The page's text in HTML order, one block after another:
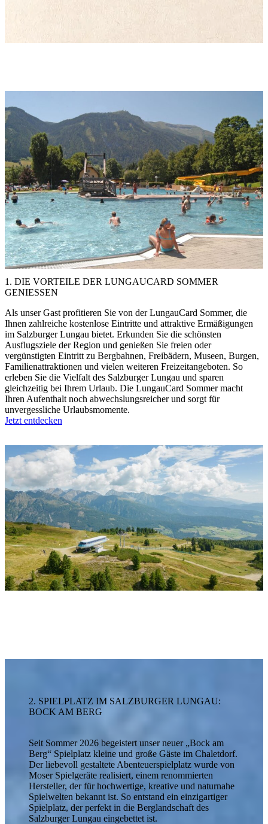
EINKEHREN AM FANNINGBERG
DELUXE-APPARTEMENTS AUF
1.800M
URLAUB AUF DEM BAUERNHOF
1. DIE VORTEILE DER LUNGAUCARD SOMMER
GENIESSEN
Als unser Gast profitieren Sie von der LungauCard Sommer, die
Ihnen zahlreiche kostenlose Eintritte und attraktive Ermäßigungen
im Salzburger Lungau bietet. Erkunden Sie die schönsten
Ausflugsziele der Region und genießen Sie freien oder
vergünstigten Eintritt zu Bergbahnen, Freibädern, Museen, Burgen,
Familienattraktionen und vielen weiteren Freizeitangeboten. So
erleben Sie die Vielfalt des Salzburger Lungau und sparen
gleichzeitig bei Ihrem Urlaub. Die LungauCard Sommer macht
Ihren Aufenthalt noch abwechslungsreicher und sorgt für
unvergessliche Urlaubsmomente.
Jetzt entdecken
2. SPIELPLATZ IM SALZBURGER LUNGAU:
BOCK AM BERG
Seit Sommer 2026 begeistert unser neuer „Bock am
Berg“ Spielplatz kleine und große Gäste im Chaletdorf.
Der liebevoll gestaltete Abenteuerspielplatz wurde von
Moser Spielgeräte realisiert, einem renommierten
Hersteller, der für hochwertige, kreative und naturnahe
Spielwelten bekannt ist. So entstand ein einzigartiger
Spielplatz, der perfekt in die Berglandschaft des
Salzburger Lungau eingebettet ist.